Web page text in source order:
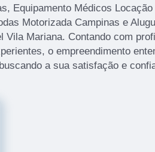
Equipamento Médicos
Motorizada Campinas e
Vila Mariana. Contando com
o empreendimento
a sua satisfação e